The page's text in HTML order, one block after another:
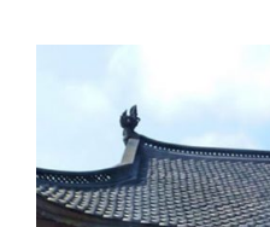
YÊN TỬ –